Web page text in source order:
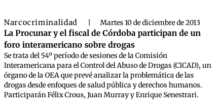
Narcocriminalidad Martes 10 de diciembre de 2013
La Procunar y el fiscal de Córdoba participan de un
foro interamericano sobre drogas
Se trata del 54º período de sesiones de la Comisión
Interamericana para el Control del Abuso de Drogas (CICAD), un
órgano de la OEA que prevé analizar la problemática de las
drogas desde enfoques de salud pública y derechos humanos.
Participarán Félix Crous, Juan Murray y Enrique Senestrari.